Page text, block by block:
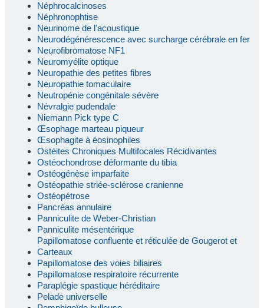
Néphrocalcinoses
Néphronophtise
Neurinome de l'acoustique
Neurodégénérescence avec surcharge cérébrale en fer
Neurofibromatose NF1
Neuromyélite optique
Neuropathie des petites fibres
Neuropathie tomaculaire
Neutropénie congénitale sévère
Névralgie pudendale
Niemann Pick type C
Œsophage marteau piqueur
Œsophagite à éosinophiles
Ostéites Chroniques Multifocales Récidivantes
Ostéochondrose déformante du tibia
Ostéogénèse imparfaite
Ostéopathie striée-sclérose cranienne
Ostéopétrose
Pancréas annulaire
Panniculite de Weber-Christian
Panniculite mésentérique
Papillomatose confluente et réticulée de Gougerot et
Carteaux
Papillomatose des voies biliaires
Papillomatose respiratoire récurrente
Paraplégie spastique héréditaire
Pelade universelle